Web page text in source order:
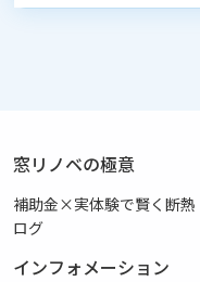
窓リノベの極意
補助金×実体験で賢く断熱
ログ
インフォメーション